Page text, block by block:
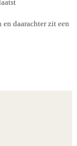
daarachter zit een